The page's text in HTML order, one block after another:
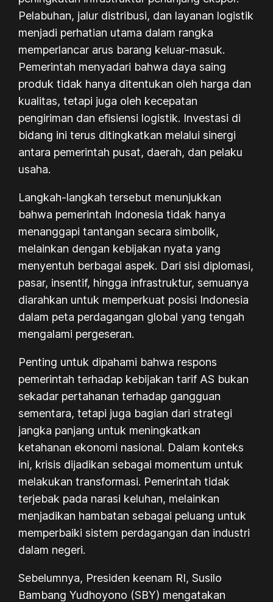
Pelabuhan, jalur distribusi, dan layanan logistik
menjadi perhatian utama dalam rangka
memperlancar arus barang keluar-masuk.
Pemerintah menyadari bahwa daya saing
produk tidak hanya ditentukan oleh harga dan
kualitas, tetapi juga oleh kecepatan
pengiriman dan efisiensi logistik. Investasi di
bidang ini terus ditingkatkan melalui sinergi
antara pemerintah pusat, daerah, dan pelaku
usaha.
Langkah-langkah tersebut menunjukkan
bahwa pemerintah Indonesia tidak hanya
menanggapi tantangan secara simbolik,
melainkan dengan kebijakan nyata yang
menyentuh berbagai aspek. Dari sisi diplomasi,
pasar, insentif, hingga infrastruktur, semuanya
diarahkan untuk memperkuat posisi Indonesia
dalam peta perdagangan global yang tengah
mengalami pergeseran.
Penting untuk dipahami bahwa respons
pemerintah terhadap kebijakan tarif AS bukan
sekadar pertahanan terhadap gangguan
sementara, tetapi juga bagian dari strategi
jangka panjang untuk meningkatkan
ketahanan ekonomi nasional. Dalam konteks
ini, krisis dijadikan sebagai momentum untuk
melakukan transformasi. Pemerintah tidak
terjebak pada narasi keluhan, melainkan
menjadikan hambatan sebagai peluang untuk
memperbaiki sistem perdagangan dan industri
dalam negeri.
Sebelumnya, Presiden keenam RI, Susilo
Bambang Yudhoyono (SBY) mengatakan